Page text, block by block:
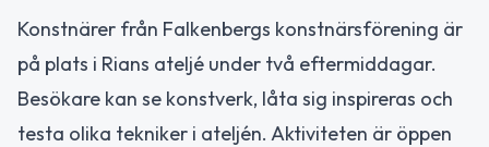
Konstnärer från Falkenbergs konstnärsförening är
på plats i Rians ateljé under två eftermiddagar.
Besökare kan se konstverk, låta sig inspireras och
testa olika tekniker i ateljén. Aktiviteten är öppen